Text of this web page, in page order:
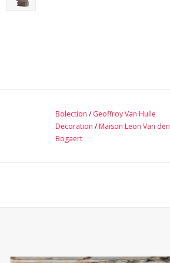
Bolection / Geoffroy Van Hulle
Decoration / Maison Leon Van den
Bogaert